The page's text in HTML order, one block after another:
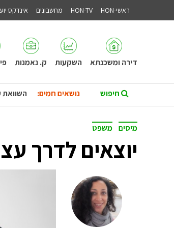
ראשי-HON HON-TV מחשבונים אינדקס
דירה ומשכנתא השקעות ק. נאמנות
נושאים חמים: השוואת
מיסים משפט
יוצאים לדרך